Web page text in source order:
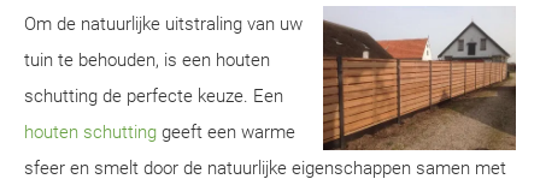
Om de natuurlijke uitstraling van uw
tuin te behouden, is een houten
schutting de perfecte keuze. Een
houten schutting geeft een warme
sfeer en smelt door de natuurlijke eigenschappen samen met